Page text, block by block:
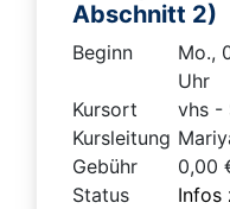
Abschnitt 2)
Beginn
Mo.,
Uhr
Kursort
vhs -
Kursleitung
Gebühr
0,00
Status
Infos